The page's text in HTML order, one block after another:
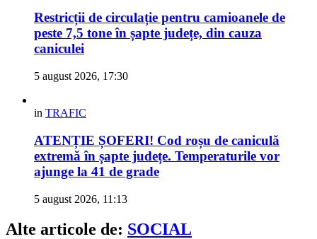
Restricții de circulație pentru camioanele de
peste 7,5 tone în șapte județe, din cauza
caniculei
5 august 2026, 17:30
in TRAFIC
ATENȚIE ȘOFERI! Cod roșu de caniculă
extremă în șapte județe. Temperaturile vor
ajunge la 41 de grade
5 august 2026, 11:13
Alte articole de: SOCIAL